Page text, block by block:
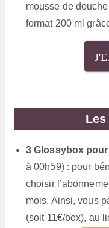
mousse de
format 200 ml
3 Glossybox pour
à 00h59) : pour
choisir
mois. Ainsi, vous
(soit 11€/box), au